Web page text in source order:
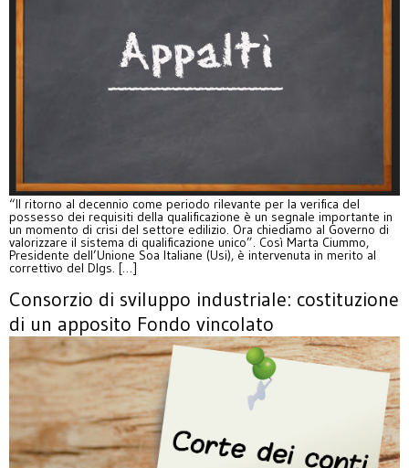
“Il ritorno al decennio come periodo rilevante per la verifica del
possesso dei requisiti della qualificazione è un segnale importante in
un momento di crisi del settore edilizio. Ora chiediamo al Governo di
valorizzare il sistema di qualificazione unico”. Così Marta Ciummo,
Presidente dell’Unione Soa Italiane (Usi), è intervenuta in merito al
correttivo del Dlgs. […]
Consorzio di sviluppo industriale: costituzione
di un apposito Fondo vincolato